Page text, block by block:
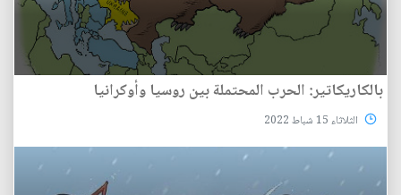
بالكاريكاتير: الحرب المحتملة بين روسيا وأوكرانيا
الثلاثاء 15 شباط 2022